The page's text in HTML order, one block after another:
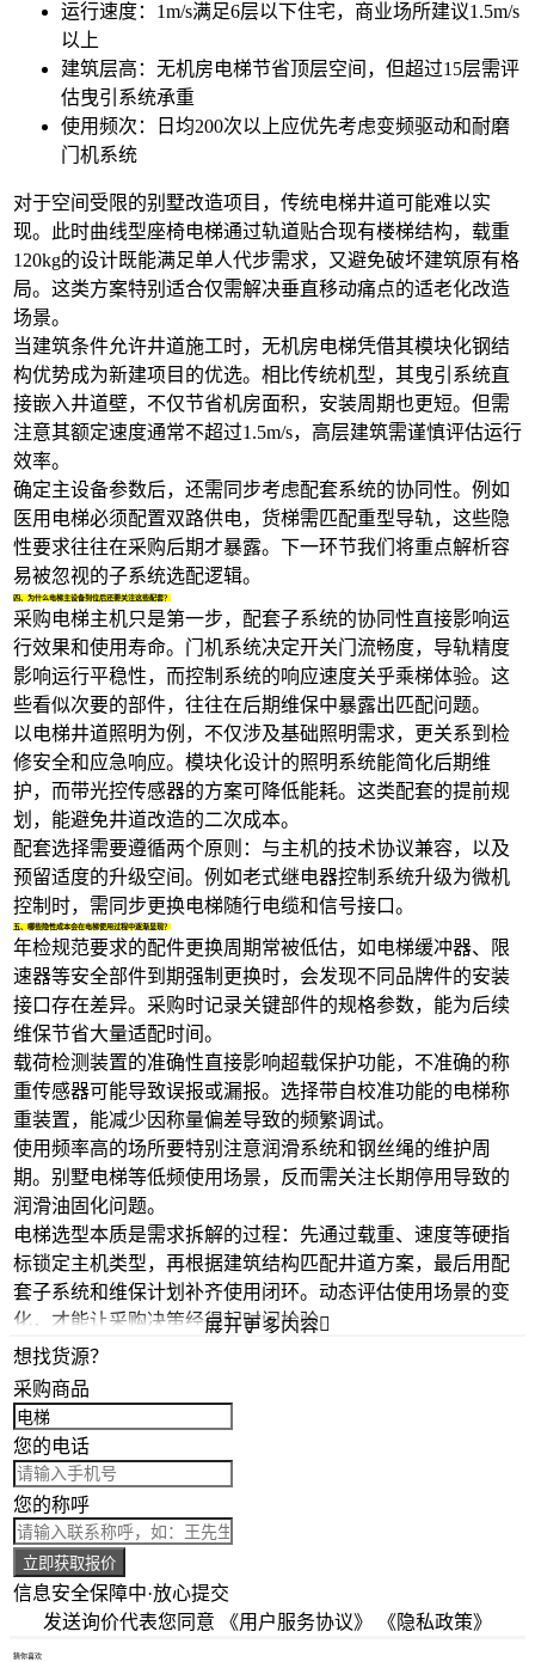
运行速度：1m/s满足6层以下住宅，商业场所建议1.5m/s
以上
建筑层高： 无机房电梯节省顶层空间，但超过15层需评
估曳引系统承重
使用频次：日均200次以上应优先考虑变频驱动和耐磨
门机系统
对于空间受限的别墅改造项目，传统电梯井道可能难以实
现。此时曲线型座椅电梯通过轨道贴合现有楼梯结构，载重
120kg的设计既能满足单人代步需求，又避免破坏建筑原有格
局。这类方案特别适合仅需解决垂直移动痛点的适老化改造
场景。
当建筑条件允许井道施工时，无机房电梯凭借其模块化钢结
构优势成为新建项目的优选。相比传统机型，其曳引系统直
接嵌入井道壁，不仅节省机房面积，安装周期也更短。但需
注意其额定速度通常不超过1.5m/s，高层建筑需谨慎评估运行
效率。
确定主设备参数后，还需同步考虑配套系统的协同性。例如
医用电梯必须配置双路供电，货梯需匹配重型导轨，这些隐
性要求往往在采购后期才暴露。下一环节我们将重点解析容
易被忽视的子系统选配逻辑。
四、为什么电梯主设备到位后还要关注这些配套？
采购电梯主机只是第一步，配套子系统的协同性直接影响运
行效果和使用寿命。门机系统决定开关门流畅度，导轨精度
影响运行平稳性，而控制系统的响应速度关乎乘梯体验。这
些看似次要的部件，往往在后期维保中暴露出匹配问题。
以电梯井道照明为例，不仅涉及基础照明需求，更关系到检
修安全和应急响应。模块化设计的照明系统能简化后期维
护，而带光控传感器的方案可降低能耗。这类配套的提前规
划，能避免井道改造的二次成本。
配套选择需要遵循两个原则：与主机的技术协议兼容，以及
预留适度的升级空间。例如老式继电器控制系统升级为微机
控制时，需同步更换电梯随行电缆和信号接口。
五、哪些隐性成本会在电梯使用过程中逐渐显现？
年检规范要求的配件更换周期常被低估，如 电梯缓冲器、限
速器等安全部件到期强制更换时，会发现不同品牌件的安装
接口存在差异。采购时记录关键部件的规格参数，能为后续
维保节省大量适配时间。
载荷检测装置的准确性直接影响超载保护功能，不准确的称
重传感器可能导致误报或漏报。选择带自校准功能的电梯称
重装置，能减少因称量偏差导致的频繁调试。
使用频率高的场所要特别注意润滑系统和钢丝绳的维护周
期。 别墅电梯等低频使用场景，反而需关注长期停用导致的
润滑油固化问题。
电梯选型本质是需求拆解的过程：先通过载重、速度等硬指
标锁定主机类型，再根据建筑结构匹配井道方案，最后用配
套子系统和维保计划补齐使用闭环。动态评估使用场景的变
化，才能让采购决策经得起时间检验。
展开更多内容
想找货源？
采购商品
您的电话
您的称呼
立即获取报价
信息安全保障中·放心提交
发送询价代表您同意 《用户服务协议》 《隐私政策》
猜你喜欢